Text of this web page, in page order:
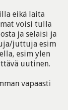
eikä laita
voisi tulla
ja selaisi ja
juttuja esim
esim ylen
uutinen.
vapaasti